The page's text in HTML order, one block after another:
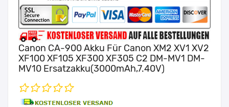
Canon CA-900 Akku Für Canon XM2 XV1 XV2
XF100 XF105 XF300 XF305 C2 DM-MV1 DM-
MV10 Ersatzakku(3000mAh,7.40V)